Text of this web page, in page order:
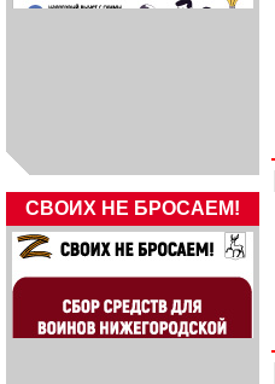
СВОИХ НЕ БРОСАЕМ!